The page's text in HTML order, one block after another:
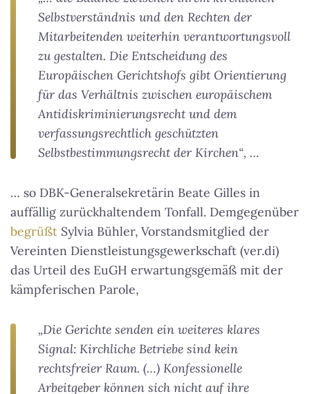
Selbstverständnis und den Rechten der
Mitarbeitenden weiterhin verantwortungsvoll
zu gestalten. Die Entscheidung des
Europäischen Gerichtshofs gibt Orientierung
für das Verhältnis zwischen europäischem
Antidiskriminierungsrecht und dem
verfassungsrechtlich geschützten
Selbstbestimmungsrecht der Kirchen“, …
… so DBK-Generalsekretärin Beate Gilles in
auffällig zurückhaltendem Tonfall. Demgegenüber
begrüßt Sylvia Bühler, Vorstandsmitglied der
Vereinten Dienstleistungsgewerkschaft (ver.di)
das Urteil des EuGH erwartungsgemäß mit der
kämpferischen Parole,
„Die Gerichte senden ein weiteres klares
Signal: Kirchliche Betriebe sind kein
rechtsfreier Raum. (…) Konfessionelle
Arbeitgeber können sich nicht auf ihre